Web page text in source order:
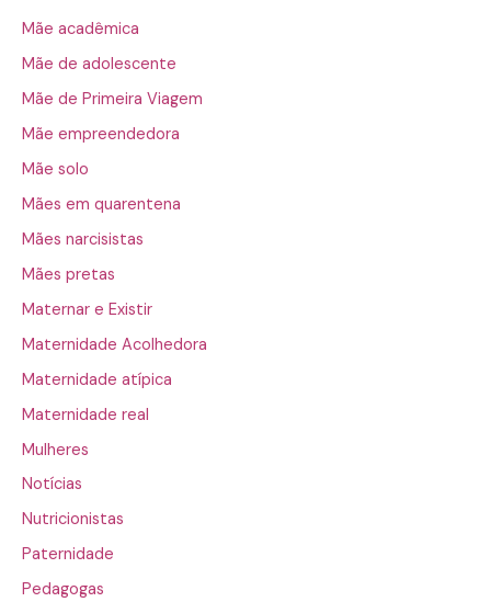
Mãe acadêmica
Mãe de adolescente
Mãe de Primeira Viagem
Mãe empreendedora
Mãe solo
Mães em quarentena
Mães narcisistas
Mães pretas
Maternar e Existir
Maternidade Acolhedora
Maternidade atípica
Maternidade real
Mulheres
Notícias
Nutricionistas
Paternidade
Pedagogas